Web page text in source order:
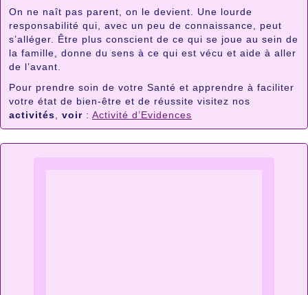
On ne naît pas parent, on le devient. Une lourde
responsabilité qui, avec un peu de connaissance, peut
s’alléger. Être plus conscient de ce qui se joue au sein de
la famille, donne du sens à ce qui est vécu et aide à aller
de l’avant.
Pour prendre soin de votre Santé et apprendre à faciliter
votre état de bien-être et de réussite visitez nos
activités
voir : Activité d’Evidences